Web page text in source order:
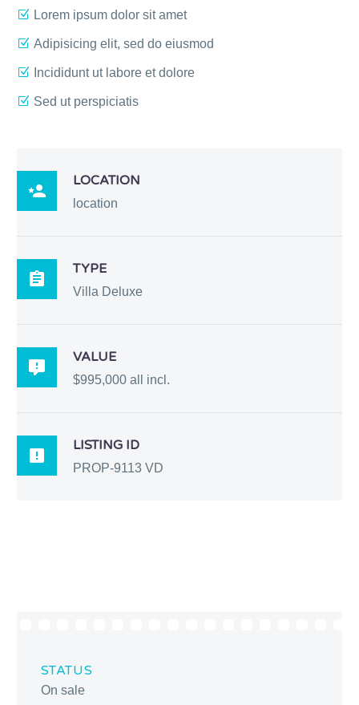
Lorem ipsum dolor sit amet
Adipisicing elit, sed do eiusmod
Incididunt ut labore et dolore
Sed ut perspiciatis

LOCATION
location

TYPE
Villa Deluxe

VALUE
$995,000 all incl.

LISTING ID
PROP-9113 VD
STATUS
On sale